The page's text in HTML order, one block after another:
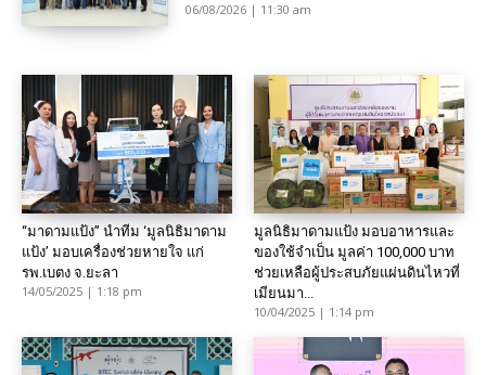
06/08/2026 | 11:30 am
“มาดามแป้ง” นำทีม ‘มูลนิธิมาดาม
แป้ง’ มอบเครื่องช่วยหายใจ แก่
รพ.เบตง จ.ยะลา
14/05/2025 | 1:18 pm
มูลนิธิมาดามแป้ง มอบอาหารและ
ของใช้จำเป็น มูลค่า 100,000 บาท
ช่วยเหลือผู้ประสบภัยแผ่นดินไหวที่
เมียนมา...
10/04/2025 | 1:14 pm